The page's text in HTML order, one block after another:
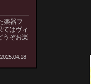
楽器フ
てはヴィ
うぞお楽
2025.04.18